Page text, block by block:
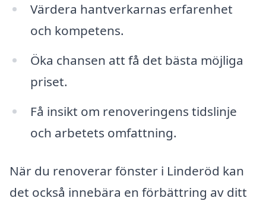
Värdera hantverkarnas erfarenhet
och kompetens.
Öka chansen att få det bästa möjliga
priset.
Få insikt om renoveringens tidslinje
och arbetets omfattning.
När du renoverar fönster i Linderöd kan
det också innebära en förbättring av ditt